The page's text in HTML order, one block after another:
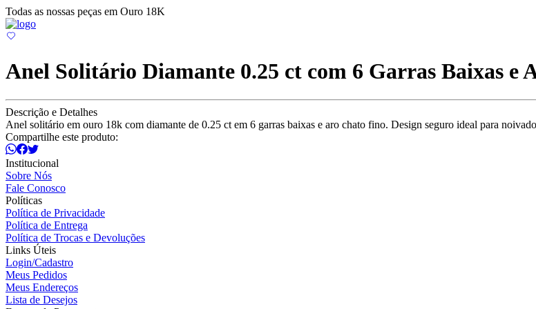
Todas as nossas peças em Ouro 18K
Anel Solitário Diamante 0.25 ct com 6 Garras Baixas e
Descrição e Detalhes
Anel solitário em ouro 18k com diamante de 0.25 ct em 6 garras baixas e aro chato fino. Design seguro ideal para
Compartilhe este produto:
Institucional
Sobre Nós
Fale Conosco
Políticas
Política de Privacidade
Política de Entrega
Política de Trocas e Devoluções
Links Úteis
Login/Cadastro
Meus Pedidos
Meus Endereços
Lista de Desejos